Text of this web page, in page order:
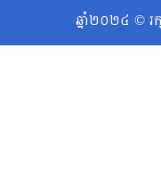
ឆ្នាំ២០២៤ ©